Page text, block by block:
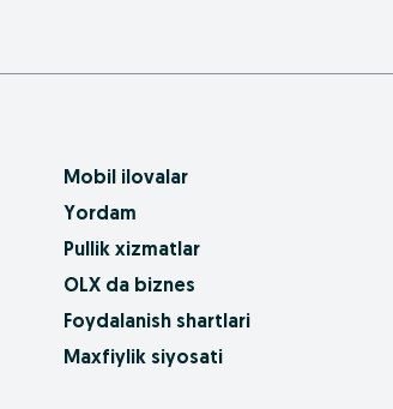
Mobil ilovalar
Yordam
Pullik xizmatlar
OLX da biznes
Foydalanish shartlari
Maxfiylik siyosati